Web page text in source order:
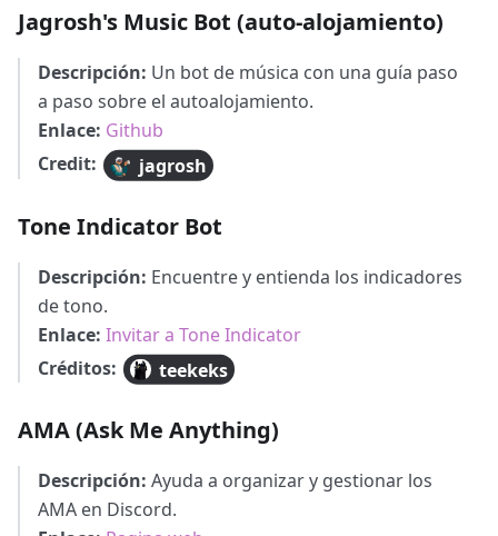
Jagrosh's Music Bot (auto-alojamiento)
Descripción: Un bot de música con una guía paso
a paso sobre el autoalojamiento.
Enlace: Github
Credit:
jagrosh
Tone Indicator Bot
Descripción: Encuentre y entienda los indicadores
de tono.
Enlace: Invitar a Tone Indicator
Créditos:
teekeks
AMA (Ask Me Anything)
Descripción: Ayuda a organizar y gestionar los
AMA en Discord.